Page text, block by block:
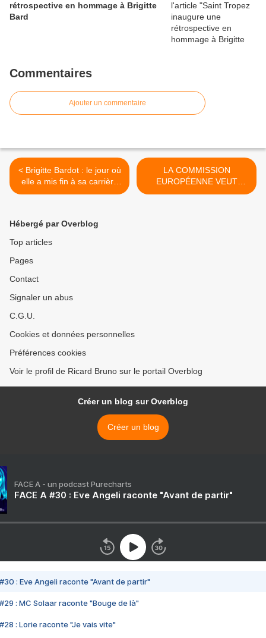
rétrospective en hommage à Brigitte
Bard
Commentaires
Ajouter un commentaire
< Brigitte Bardot : le jour où
elle a mis fin à sa carrière
d’actrice...
LA COMMISSION
EUROPÉENNE VEUT
OFFICIELLEMENT
Hébergé par Overblog
Top articles
Pages
Contact
Signaler un abus
C.G.U.
Cookies et données personnelles
Préférences cookies
Voir le profil de Ricard Bruno sur le portail Overblog
Créer un blog sur Overblog
Créer un blog
FACE A - un podcast Purecharts
FACE A #30 : Eve Angeli raconte "Avant de partir"
#30 : Eve Angeli raconte "Avant de partir"
#29 : MC Solaar raconte "Bouge de là"
#28 : Lorie raconte "Je vais vite"